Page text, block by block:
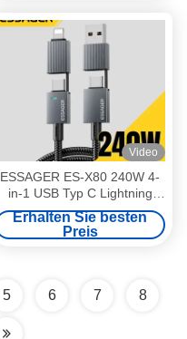
Video
ESSAGER ES-X80 240W 4-
in-1 USB Typ C Lightning
Schnelllade-Datenkabel
geflochten 1m 2m
Erhalten Sie besten
Preis
5 6 7 8